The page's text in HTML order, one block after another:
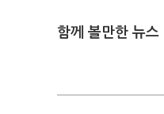
함께 볼만한 뉴스